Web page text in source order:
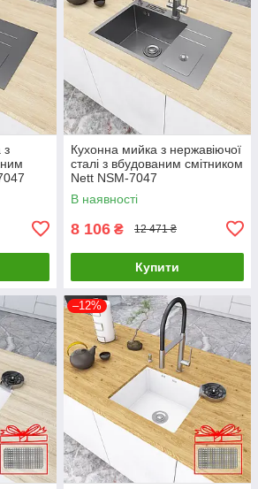
з
Кухонна мийка з нержавіючої
сталі з вбудованим смітником
Nett NSM-7047
В наявності
8 106 ₴ 12 471 ₴
Купити
–12%